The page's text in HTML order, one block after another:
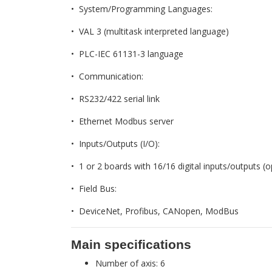
• System/Programming Languages:
• VAL 3 (multitask interpreted language)
• PLC-IEC 61131-3 language
• Communication:
• RS232/422 serial link
• Ethernet Modbus server
• Inputs/Outputs (I/O):
• 1 or 2 boards with 16/16 digital inputs/outputs
• Field Bus:
• DeviceNet, Profibus, CANopen, ModBus
Main specifications
Number of axis: 6